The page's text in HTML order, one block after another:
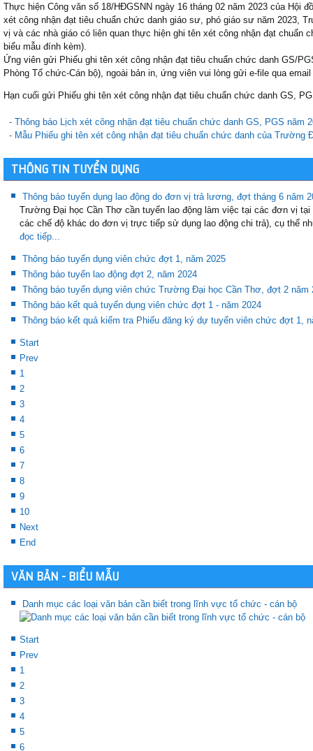
Thực hiện Công văn số 18/HĐGSNN ngày 16 tháng 02 năm 2023 của Hội
xét công nhận đạt tiêu chuẩn chức danh giáo sư, phó giáo sư năm 2023,
vị và các nhà giáo có liên quan thực hiện ghi tên xét công nhận đạt chuẩn
biểu mẫu đính kèm).
Ứng viên gửi Phiếu ghi tên xét công nhận đạt tiêu chuẩn chức danh GS/
Phòng Tổ chức-Cán bộ), ngoài bản in, ứng viên vui lòng gửi e-file qua
Hạn cuối gửi Phiếu ghi tên xét công nhận đạt tiêu chuẩn chức danh GS,
- Thông báo Lịch xét công nhận đạt tiêu chuẩn chức danh GS, PGS năm
- Mẫu Phiếu ghi tên xét công nhận đạt tiêu chuẩn chức danh của Trường
THÔNG TIN TUYỂN DỤNG
Thông báo tuyển dụng lao động do đơn vị trả lương, đợt tháng 6 năm
Trường Đại học Cần Thơ cần tuyển lao động làm việc tại các đơn vị
các chế độ khác do đơn vị trực tiếp sử dụng lao động chi trả), cụ thể
đọc tiếp...
Thông báo tuyển dụng viên chức đợt 1, năm 2025
Thông báo tuyển lao động đợt 2, năm 2024
Thông báo tuyển dụng viên chức Trường Đại học Cần Thơ, đợt 2 năm
Thông báo kết quả tuyển dụng viên chức đợt 1 - năm 2024
Thông báo kết quả kiểm tra Phiếu đăng ký dự tuyển viên chức đợt 1,
Start
Prev
1
2
3
4
5
6
7
8
9
10
Next
End
VĂN BẢN - BIỂU MẪU
Danh mục các loại văn bản cần biết trong lĩnh vực tổ chức - cán bộ
Start
Prev
1
2
3
4
5
6